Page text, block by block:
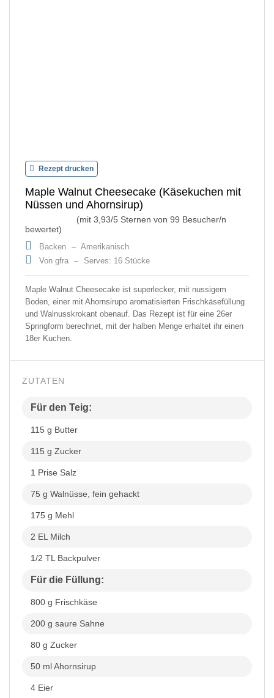
Rezept drucken
Maple Walnut Cheesecake (Käsekuchen mit
Nüssen und Ahornsirup)
(mit 3,93/5 Sternen von 99 Besucher/n
bewertet)
Backen – Amerikanisch
Von gfra – Serves: 16 Stücke
Maple Walnut Cheesecake ist superlecker, mit nussigem
Boden, einer mit Ahornsirupo aromatisierten Frischkäsefüllung
und Walnusskrokant obenauf. Das Rezept ist für eine 26er
Springform berechnet, mit der halben Menge erhaltet ihr einen
18er Kuchen.
ZUTATEN
Für den Teig:
115 g Butter
115 g Zucker
1 Prise Salz
75 g Walnüsse, fein gehackt
175 g Mehl
2 EL Milch
1/2 TL Backpulver
Für die Füllung:
800 g Frischkäse
200 g saure Sahne
80 g Zucker
50 ml Ahornsirup
4 Eier